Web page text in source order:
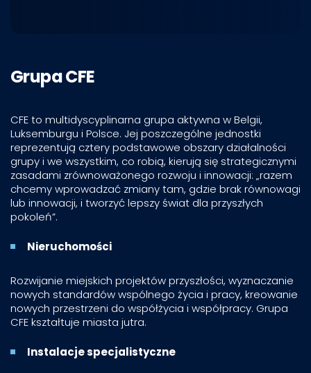
Grupa CFE
CFE to multidyscyplinarna grupa aktywna w Belgii,
Luksemburgu i Polsce. Jej poszczególne jednostki
reprezentują cztery podstawowe obszary działalności
grupy i we wszystkim, co robią, kierują się strategicznymi
zasadami zrównoważonego rozwoju i innowacji: „razem
chcemy wprowadzać zmiany tam, gdzie brak równowagi
lub innowacji, i tworzyć lepszy świat dla przyszłych
pokoleń”.
Nieruchomości
Rozwijanie miejskich projektów przyszłości, wyznaczanie
nowych standardów wspólnego życia i pracy, kreowanie
nowych przestrzeni do współżycia i współpracy. Grupa
CFE kształtuje miasta jutra.
Instalacje specjalistyczne